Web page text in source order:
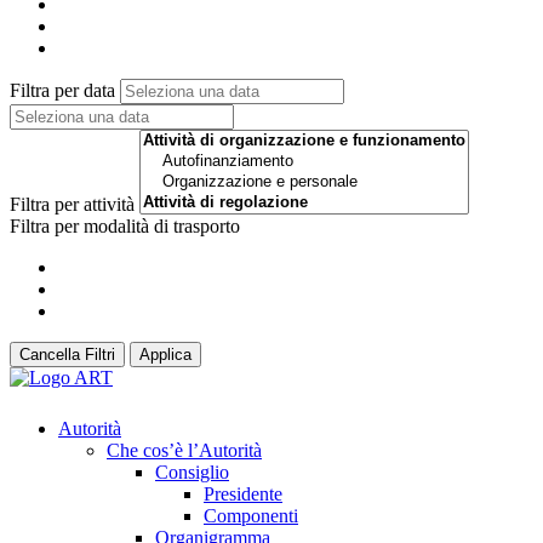
Filtra per data
Filtra per attività
Filtra per modalità di trasporto
Cancella Filtri Applica
Autorità
Che cos’è l’Autorità
Consiglio
Presidente
Componenti
Organigramma